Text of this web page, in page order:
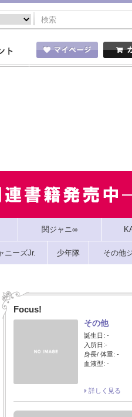
関ジャニ∞
ニーズJr. 少年隊 その他
Focus!
その他
誕生日: -
入所日:-
身長/ 体重: -
血液型: -
詳しく見る